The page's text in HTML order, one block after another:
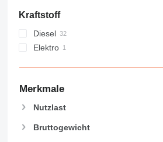
Kraftstoff
Diesel
Elektro
Merkmale
Nutzlast
Bruttogewicht